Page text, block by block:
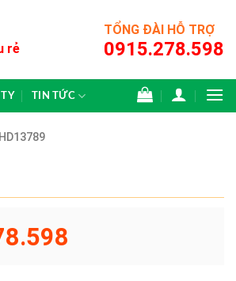
rẻ
TỔNG ĐÀI HỖ TRỢ
0915.278.598
TIN TỨC